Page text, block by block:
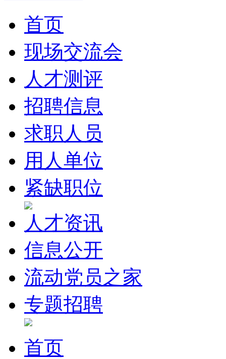
首页
现场交流会
人才测评
招聘信息
求职人员
用人单位
紧缺职位
人才资讯
信息公开
流动党员之家
专题招聘
首页